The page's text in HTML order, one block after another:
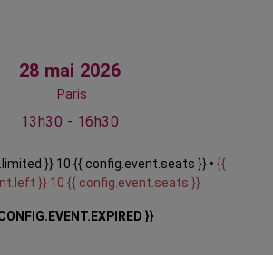
28 mai 2026
Paris
13h30 - 16h30
}} 10 {{ config.event.seats }} • {{
}} 10 {{ config.event.seats }}
}}